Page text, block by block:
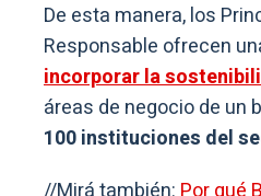
De esta manera, los
Responsable ofrecen
incorporar la
áreas de negocio de un
100 instituciones del